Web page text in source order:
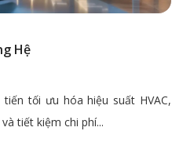
Hệ
tối ưu hóa hiệu suất HVAC,
tiết kiệm chi phí...